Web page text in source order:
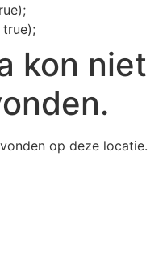
true);
kon niet
op deze locatie.